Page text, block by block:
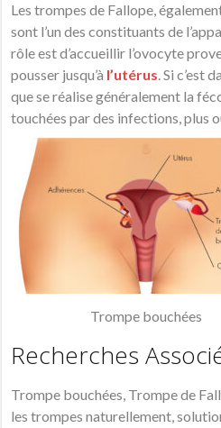
Les trompes de Fallope,
sont l’un des constituants de
rôle est d’accueillir l’ovocyte
pousser jusqu’à l’utérus. Si c’est
que se réalise généralement la
touchées par des infections, plus
Trompe bouchées
Recherches
Trompe bouchées, Trompe de
les trompes naturellement,